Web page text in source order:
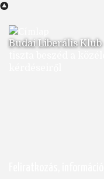
Ugrás
tartalomra
Budai Liberális Klub